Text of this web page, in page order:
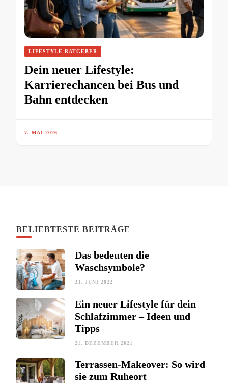
LIFESTYLE RATGEBER
Dein neuer Lifestyle:
Karrierechancen bei Bus und
Bahn entdecken
7. MAI 2026
BELIEBTESTE BEITRÄGE
Das bedeuten die
Waschsymbole?
23. JUNI 2022
Ein neuer Lifestyle für dein
Schlafzimmer – Ideen und
Tipps
21. DEZEMBER 2021
Terrassen-Makeover: So wird
sie zum Ruheort